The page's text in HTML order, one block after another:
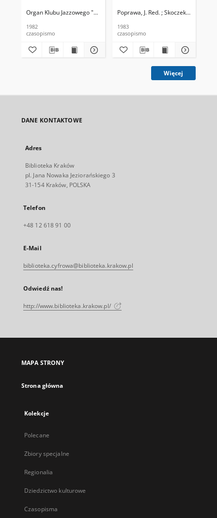
Organ Klubu Jazzowego "Rotunda" Skoczek, T. Red.
1982
czasopismo
Poprawa, J. Red. ; Skoczek T. Red.
1983
czasopismo
Więcej
DANE KONTAKTOWE
Adres
Biblioteka Kraków
pl. Jana Nowaka Jeziorańskiego 3
31-154 Kraków, POLSKA
Telefon
+48 12 618 91 00
E-Mail
biblioteka.cyfrowa@biblioteka.krakow.pl
Odwiedź nas!
http://www.biblioteka.krakow.pl/
MAPA STRONY
Strona główna
Kolekcje
Polecane
Zbiory specjalne
Regionalia
Dziedzictwo kulturowe
Czasopisma